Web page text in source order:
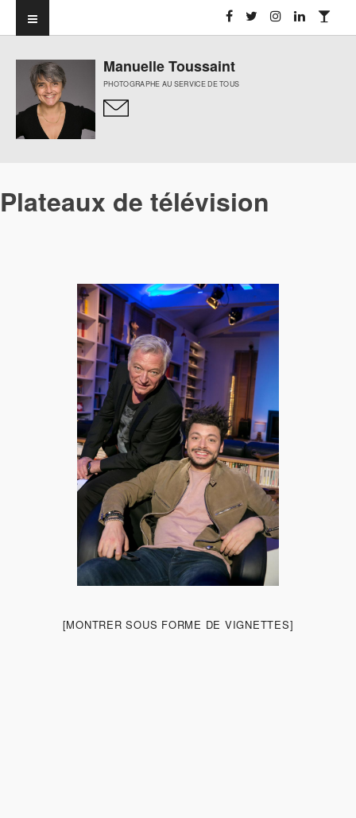
Manuelle Toussaint
PHOTOGRAPHE AU SERVICE DE TOUS
Plateaux de télévision
[MONTRER SOUS FORME DE VIGNETTES]